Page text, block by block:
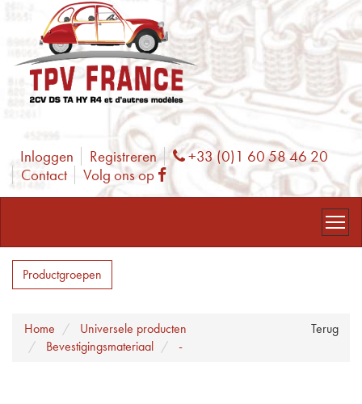
Inloggen Registreren Phone
+33 (0)1 60 58 46 20
Contact
Volg ons op Facebook
Productgroepen
Terug
Home
Universele producten
Bevestigingsmateriaal
-